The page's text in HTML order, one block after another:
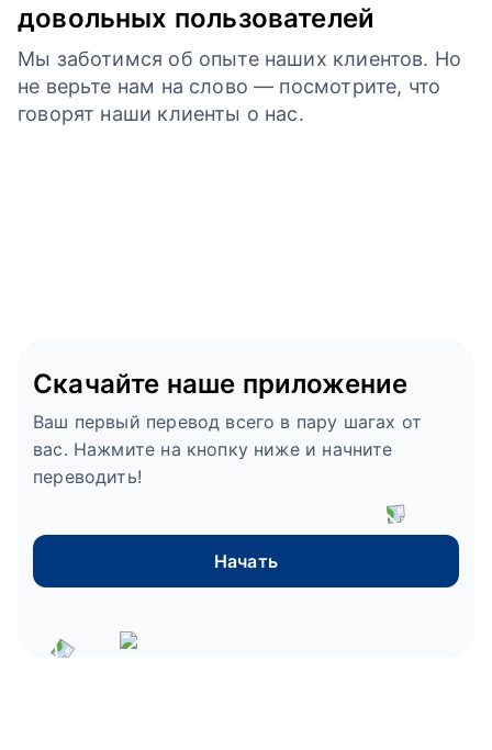
довольных пользователей
Мы заботимся об опыте наших клиентов. Но
не верьте нам на слово — посмотрите, что
говорят наши клиенты о нас.
Скачайте наше приложение
Ваш первый перевод всего в пару шагах от
вас. Нажмите на кнопку ниже и начните
переводить!
Начать